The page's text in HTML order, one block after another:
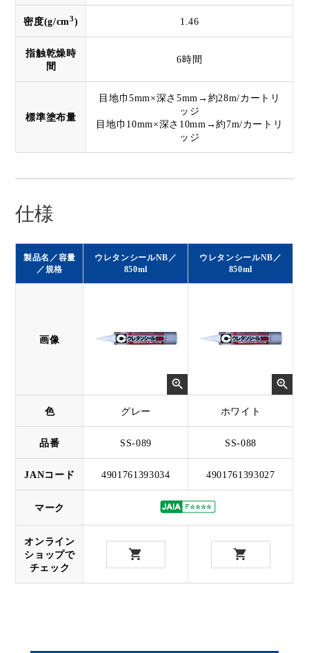
密度(g/cm3) 1.46
指触乾燥時
間
6時間
標準塗布量
目地巾5mm×深さ5mm→約28m/カートリ
ッジ
目地巾10mm×深さ10mm→約7m/カートリ
ッジ
仕様
製品名／容量
／規格
ウレタンシールNB／
850ml
ウレタンシールNB／
850ml
画像
色 グレー ホワイト
品番 SS-089 SS-088
JANコード 4901761393034 4901761393027
マーク
オンライン
ショップで
チェック